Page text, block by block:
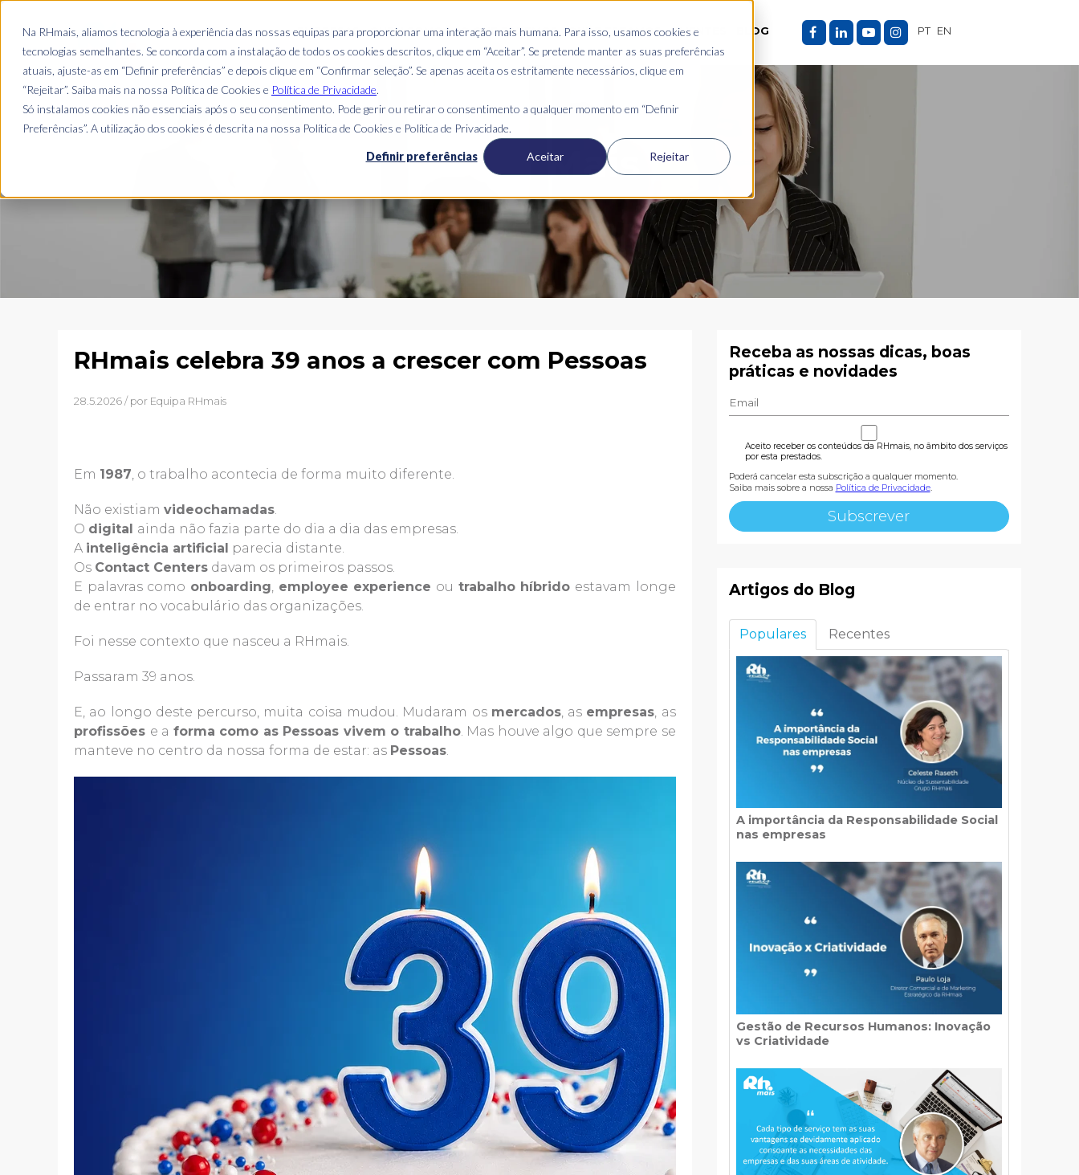
Na RHmais, aliamos tecnologia à experiência das nossas equipas para proporcionar uma interação mais humana. Para isso, usamos cookies e
tecnologias semelhantes. Se concorda com a instalação de todos os cookies descritos, clique em “Aceitar”. Se pretende manter as suas preferências
atuais, ajuste-as em “Definir preferências” e depois clique em “Confirmar seleção”. Se apenas aceita os estritamente necessários, clique em
“Rejeitar”. Saiba mais na nossa Política de Cookies e Política de Privacidade.
Só instalamos cookies não essenciais após o seu consentimento. Pode gerir ou retirar o consentimento a qualquer momento em “Definir
Preferências”. A utilização dos cookies é descrita na nossa Política de Cookies e Política de Privacidade.
Definir preferências Aceitar Rejeitar
EMPRESAS QUEM SOMOS O QUE FAZEMOS ONDE ESTAMOS CLIENTES BLOG PT EN
Blog Mais
RHmais celebra 39 anos a crescer com Pessoas
28.5.2026 / por Equipa RHmais
Em 1987, o trabalho acontecia de forma muito diferente.
Não existiam videochamadas.
O digital ainda não fazia parte do dia a dia das empresas.
A inteligência artificial parecia distante.
Os Contact Centers davam os primeiros passos.
E palavras como onboarding, employee experience ou trabalho híbrido estavam longe
de entrar no vocabulário das organizações.
Foi nesse contexto que nasceu a RHmais.
Passaram 39 anos.
E, ao longo deste percurso, muita coisa mudou. Mudaram os mercados, as empresas, as
profissões e a forma como as Pessoas vivem o trabalho. Mas houve algo que sempre se
manteve no centro da nossa forma de estar: as Pessoas.
Receba as nossas dicas, boas
práticas e novidades
Aceito receber os conteúdos da RHmais, no âmbito dos serviços
por esta prestados.
Poderá cancelar esta subscrição a qualquer momento.
Saiba mais sobre a nossa Política de Privacidade.
Artigos do Blog
Populares Recentes
A importância da Responsabilidade Social
nas empresas
Gestão de Recursos Humanos: Inovação
vs Criatividade